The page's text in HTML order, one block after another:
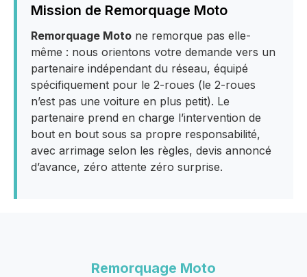
Mission de Remorquage Moto
Remorquage Moto ne remorque pas elle-
même : nous orientons votre demande vers un
partenaire indépendant du réseau, équipé
spécifiquement pour le 2-roues (le 2-roues
n’est pas une voiture en plus petit). Le
partenaire prend en charge l’intervention de
bout en bout sous sa propre responsabilité,
avec arrimage selon les règles, devis annoncé
d’avance, zéro attente zéro surprise.
Remorquage Moto